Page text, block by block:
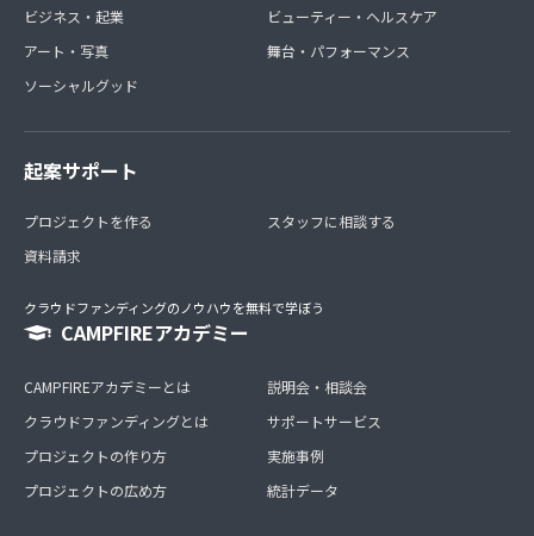
ビジネス・起業
アート・写真
ソーシャルグッド
ビューティー・ヘルスケア
舞台・パフォーマンス
起案サポート
プロジェクトを作る
資料請求
スタッフに相談する
クラウドファンディングのノウハウを無料で学ぼう
CAMPFIREアカデミー
CAMPFIREアカデミーとは
クラウドファンディングとは
プロジェクトの作り方
プロジェクトの広め方
説明会・相談会
サポートサービス
実施事例
統計データ